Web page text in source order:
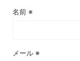
名前 ※
メール ※